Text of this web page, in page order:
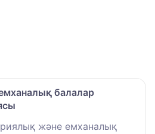
балалар
және емханалық